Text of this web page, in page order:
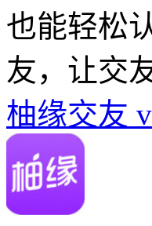
也能轻松
友，让交
柚缘交友